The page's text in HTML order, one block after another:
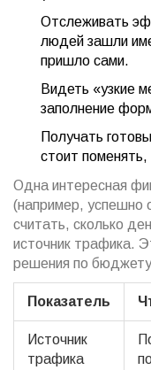
Отслеживать
людей зашли
пришло сами.
Видеть «узкие
заполнение
Получать
стоит
Одна интересная
(например, успешно
считать, сколько
источник трафика.
решения по
Показатель
Источник
трафика